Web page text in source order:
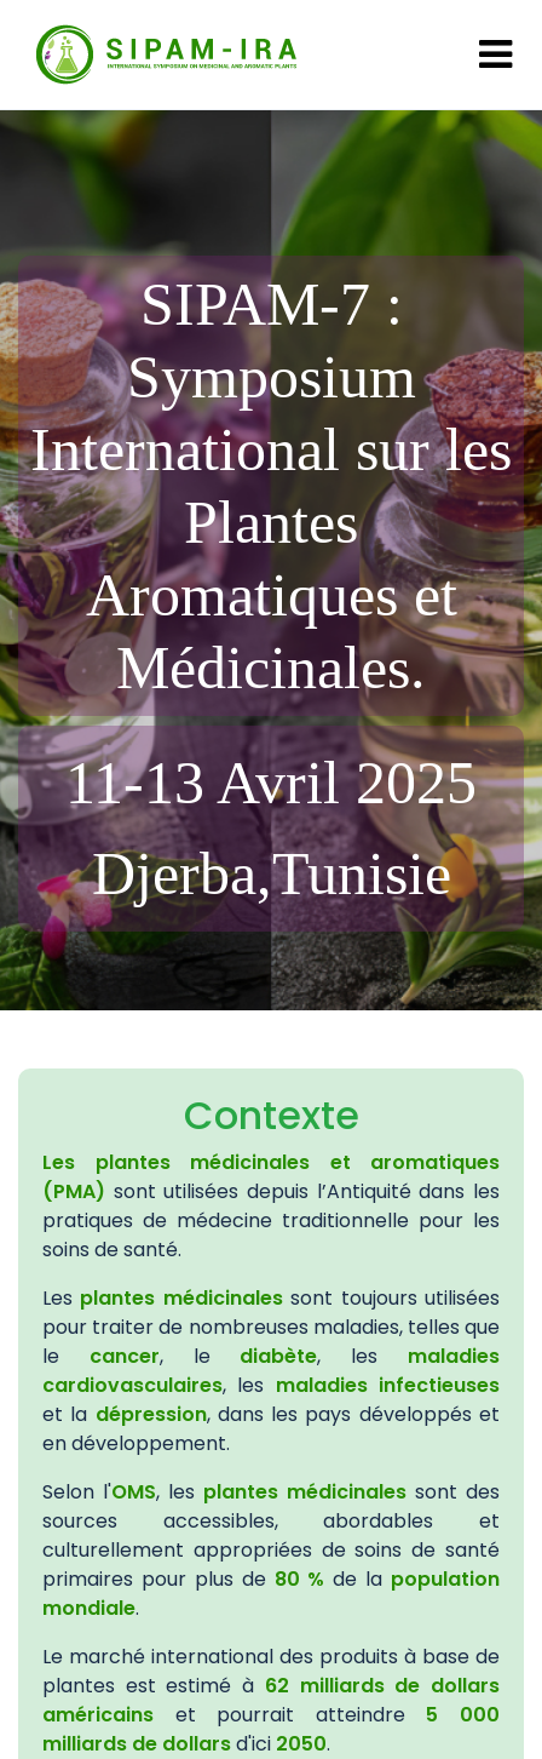
SIPAM-7 :
Symposium
International sur les
Plantes
Aromatiques et
Médicinales.
11-13 Avril 2025
Djerba,Tunisie
Contexte
Les plantes médicinales et aromatiques
(PMA) sont utilisées depuis l’Antiquité dans les
pratiques de médecine traditionnelle pour les
soins de santé.
Les plantes médicinalessont toujours utilisées
pour traiter de nombreuses maladies, telles que
le cancer, le diabète, les maladies
cardiovasculaires, les maladies infectieuses
et la dépression, dans les pays développés et
en développement.
Selon l'OMS, les plantes médicinales sont des
sources accessibles, abordables et
culturellement appropriées de soins de santé
primaires pour plus de 80 % de la population
mondiale.
Le marché international des produits à base de
plantes est estimé à 62 milliards de dollars
américains et pourrait atteindre 5 000
milliards de dollarsd'ici 2050.